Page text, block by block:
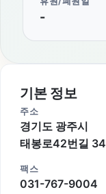
-
기본 정보
주소
경기도 광주시
태봉로42번길 34
팩스
031-767-9004